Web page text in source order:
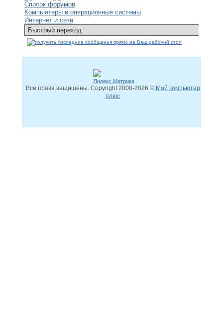
Список форумов
Компьютеры и операционные системы
Интернет и сети
Все права защищены. Copyright2008-2026 © Мой компьютер
плюс